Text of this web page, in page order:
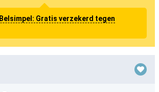
Gratis verzekerd tegen